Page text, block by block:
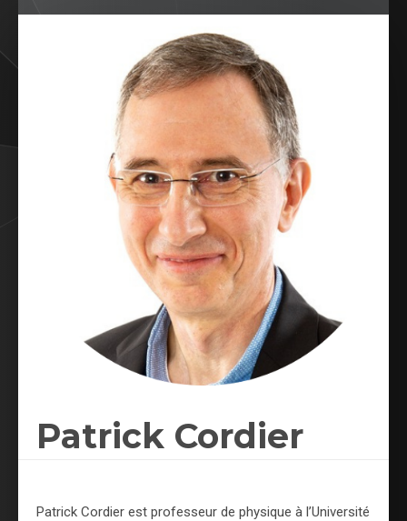
Patrick Cordier
Patrick Cordier est professeur de physique à l’Université